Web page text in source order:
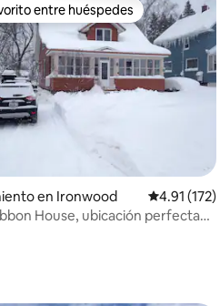
entre huéspedes preferido
entre huéspedes
en Ironwood Calificación
4.91 (172)
House, ubicación perfecta